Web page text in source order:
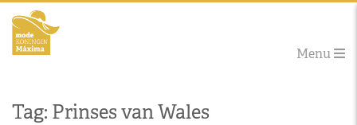
Menu
Tag: Prinses van Wales